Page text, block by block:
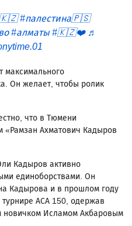
#палестина🇵🇸
#алматы #🇰🇿❤️ ♬
максимального
Он желает, чтобы ролик
что в Тюмени
«Рамзан Ахматович Кадыров
Кадыров активно
единоборствами. Он
Кадырова и в прошлом году
АСА 150, одержав
новичком Исламом Акбаровым